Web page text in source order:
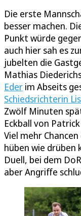
Die erste
besser machen.
Punkt würde
auch hier sah es
jubelten die
Mathias
Eder im Abseits
Schiedsrichterin
Zwölf Minuten
Eckball von
Viel mehr
hüben wie drüben
Duell, bei dem
aber Angriffe